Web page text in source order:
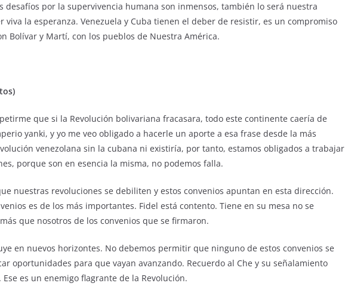
desafíos por la supervivencia humana son inmensos, también lo será nuestra
viva la esperanza. Venezuela y Cuba tienen el deber de resistir, es un compromiso
Bolívar y Martí, con los pueblos de Nuestra América.
que si la Revolución bolivariana fracasara, todo este continente caería de
yanki, y yo me veo obligado a hacerle un aporte a esa frase desde la más
venezolana sin la cubana ni existiría, por tanto, estamos obligados a trabajar
porque son en esencia la misma, no podemos falla.
nuestras revoluciones se debiliten y estos convenios apuntan en esta dirección.
es de los más importantes. Fidel está contento. Tiene en su mesa no se
que nosotros de los convenios que se firmaron.
en nuevos horizontes. No debemos permitir que ninguno de estos convenios se
oportunidades para que vayan avanzando. Recuerdo al Che y su señalamiento
es un enemigo flagrante de la Revolución.